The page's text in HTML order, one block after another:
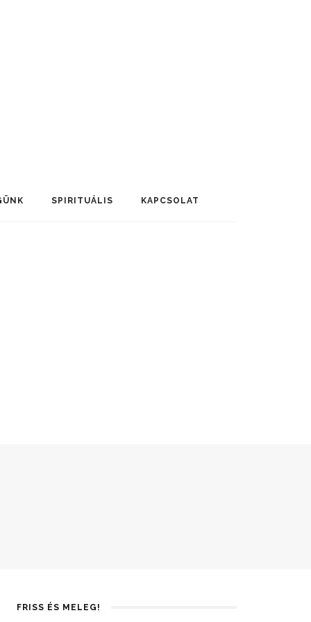
SPIRITUÁLIS KAPCSOLAT
FRISS ÉS MELEG!